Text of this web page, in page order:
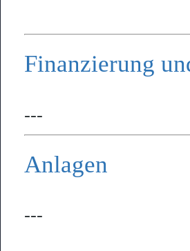
Finanzierung
---
Anlagen
---